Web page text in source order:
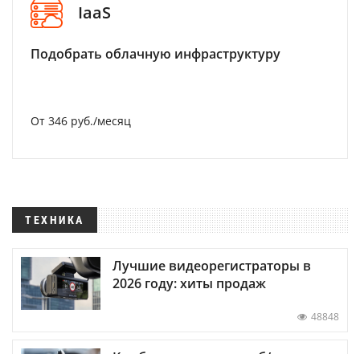
IaaS
Подобрать облачную инфраструктуру
От 346 руб./месяц
ТЕХНИКА
Лучшие видеорегистраторы в
2026 году: хиты продаж
48848